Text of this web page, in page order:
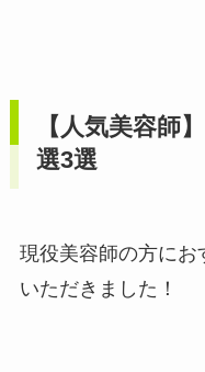
【人気美容師
選3選
現役美容師の方にお
いただきました！